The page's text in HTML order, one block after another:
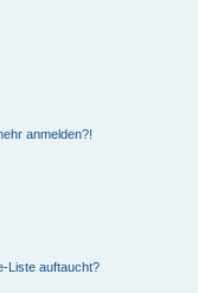
anmelden?!
Liste auftaucht?